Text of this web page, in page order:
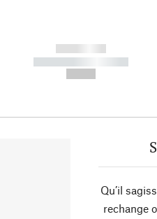
------------
----------- -----------
Qu’il
rechange